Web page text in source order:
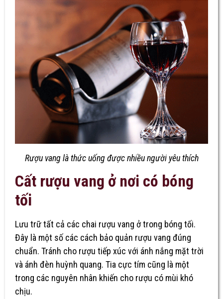
Rượu vang là thức uống được nhiều người yêu thích
Cất rượu vang ở nơi có bóng
tối
Lưu trữ tất cả các chai rượu vang ở trong bóng tối.
Đây là một số các cách bảo quản rượu vang đúng
chuẩn. Tránh cho rượu tiếp xúc với ánh nắng mặt trời
và ánh đèn huỳnh quang. Tia cực tím cũng là một
trong các nguyên nhân khiến cho rượu có mùi khó
chịu.